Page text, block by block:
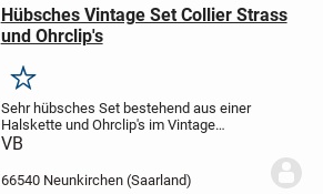
Hübsches Vintage Set Collier Strass
und Ohrclip's
Merken
Sehr hübsches Set bestehend aus einer
Halskette und Ohrclip's im Vintage
Look
jedoch leicht selbst wieder dran bringen
VB
66540 Neunkirchen (Saarland)